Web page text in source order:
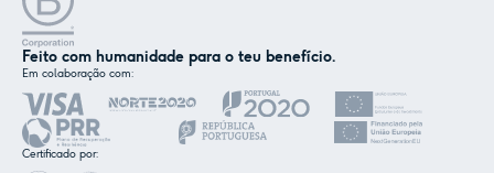
Feito com humanidade para o teu benefício.
Em colaboração com:
Certificado por:
Nós e os nossos parceiros usamos cookies ou
tecnologias semelhantes, conforme
mencionado na